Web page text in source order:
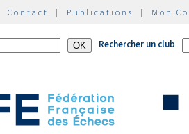
Contact | Publications | Mon
Rechercher un club